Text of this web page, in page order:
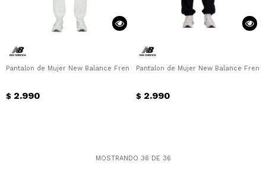
Pantalon de Mujer New Balance French Terry Jogger New Balance - Gris
$ 2.990
Pantalon de Mujer New Balance
$ 2.990
MOSTRANDO 36 DE 36